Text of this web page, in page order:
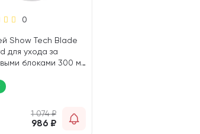
0
Show Tech Blade
для ухода за
блоками 300 мл
1 074₽
986 ₽